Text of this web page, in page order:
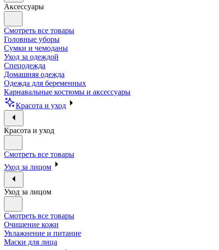
Аксессуары
Смотреть все товары
Головные уборы
Сумки и чемоданы
Уход за одеждой
Спецодежда
Домашняя одежда
Одежда для беременных
Карнавальные костюмы и аксессуары
Красота и уход
Красота и уход
Смотреть все товары
Уход за лицом
Уход за лицом
Смотреть все товары
Очищение кожи
Увлажнение и питание
Маски для лица